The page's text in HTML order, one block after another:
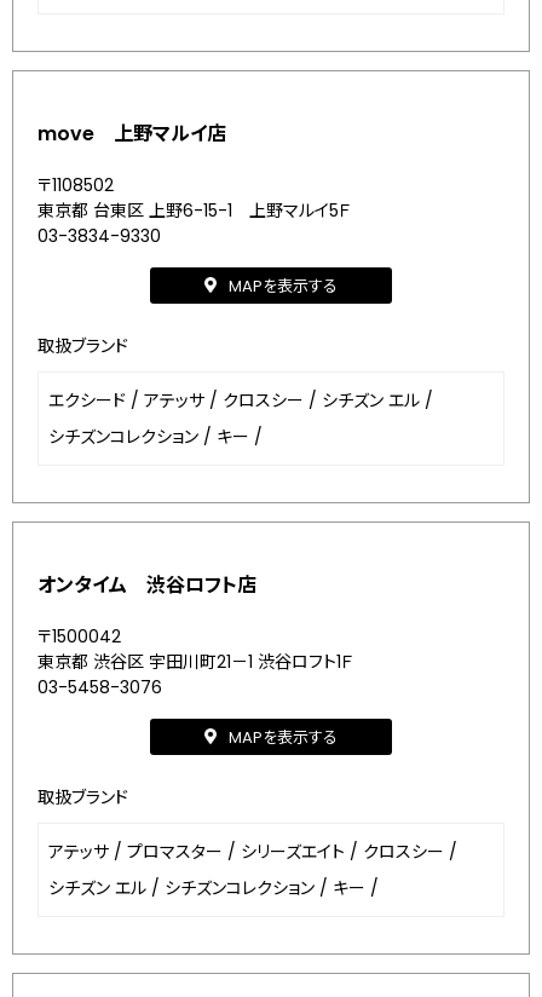
move 上野マルイ店
〒1108502
東京都 台東区 上野6-15-1 上野マルイ5Ｆ
03-3834-9330
MAPを表示する
取扱ブランド
エクシード / アテッサ / クロスシー / シチズン エル /
シチズンコレクション / キー /
オンタイム 渋谷ロフト店
〒1500042
東京都 渋谷区 宇田川町21－1 渋谷ロフト1Ｆ
03-5458-3076
MAPを表示する
取扱ブランド
アテッサ / プロマスター / シリーズエイト / クロスシー /
シチズン エル / シチズンコレクション / キー /